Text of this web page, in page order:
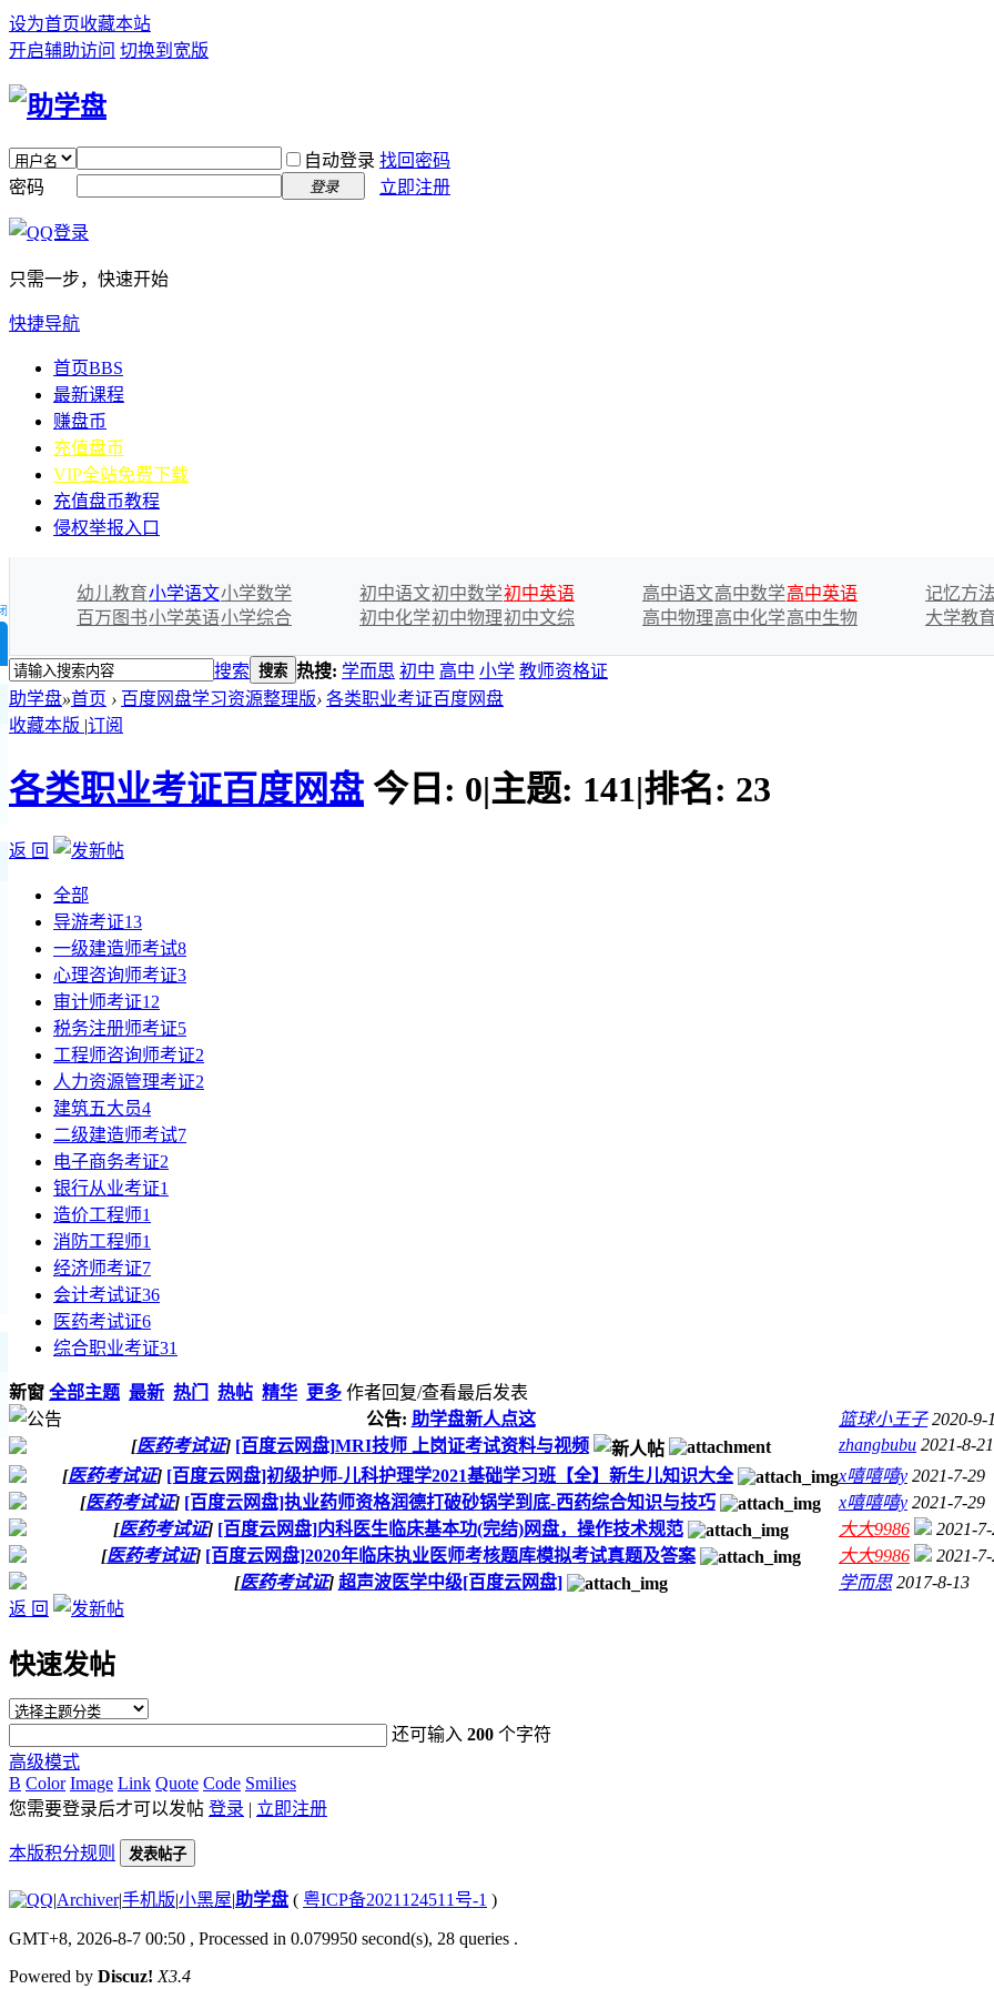
设为首页收藏本站
开启辅助访问 切换到宽版
自动登录 找回密码
密码
登录 立即注册
只需一步，快速开始
快捷导航
首页BBS
最新课程
赚盘币
充值盘币
VIP全站免费下载
充值盘币教程
侵权举报入口
幼儿教育小学语文小学数学
百万图书小学英语小学综合
初中语文初中数学初中英语
初中化学初中物理初中文综
高中语文高中数学高中英语
高中物理高中化学高中生物
记忆方法
大学教育
搜索 搜索 热搜: 学而思 初中 高中 小学 教师资格证
助学盘»首页 › 百度网盘学习资源整理版› 各类职业考证百度网盘
收藏本版 |订阅
各类职业考证百度网盘 今日: 0|主题: 141|排名: 23
返 回
全部
导游考证13
一级建造师考试8
心理咨询师考证3
审计师考证12
税务注册师考证5
工程师咨询师考证2
人力资源管理考证2
建筑五大员4
二级建造师考试7
电子商务考证2
银行从业考证1
造价工程师1
消防工程师1
经济师考证7
会计考试证36
医药考试证6
综合职业考证31
新窗 全部主题 最新 热门 热帖 精华 更多 作者回复/查看最后发表
公告: 助学盘新人点这 篮球小王子 2020-9-
[医药考试证] [百度云网盘]MRI技师 上岗证考试资料与视频 zhangbubu 2021-8-21
[医药考试证] [百度云网盘]初级护师-儿科护理学2021基础学习班【全】新生儿知识大全 x嘻嘻嘻y 2021-7-29
[医药考试证] [百度云网盘]执业药师资格润德打破砂锅学到底-西药综合知识与技巧 x嘻嘻嘻y 2021-7-29
[医药考试证] [百度云网盘]内科医生临床基本功(完结)网盘，操作技术规范 大大9986 2021-
[医药考试证] [百度云网盘]2020年临床执业医师考核题库模拟考试真题及答案 大大9986 2021-
[医药考试证] 超声波医学中级[百度云网盘] 学而思 2017-8-13
返 回
快速发帖
还可输入200 个字符
高级模式
B Color Image Link Quote Code Smilies
您需要登录后才可以发帖 登录 | 立即注册
本版积分规则 发表帖子
|Archiver|手机版|小黑屋|助学盘 ( 粤ICP备2021124511号-1 )
GMT+8, 2026-8-7 00:50 , Processed in 0.079950 second(s), 28 queries .
Powered by Discuz! X3.4